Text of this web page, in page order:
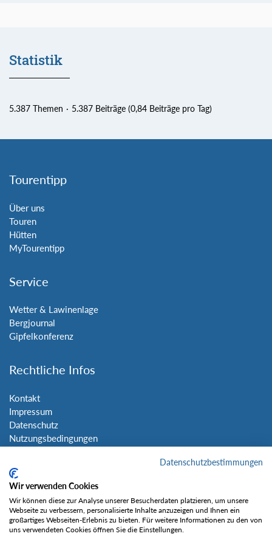
Statistik
5.387 Themen 5.387 Beiträge (0,84 Beiträge pro Tag)
Tourentipp
Über uns
Touren
Hütten
MyTourentipp
Service
Wetter & Lawinenlage
Bergjournal
Gipfelkonferenz
Rechtliche Infos
Kontakt
Impressum
Datenschutz
Nutzungsbedingungen
Social Media
Datenschutzbestimmungen
Wir verwenden Cookies
Wir können diese zur Analyse unserer Besucherdaten platzieren, um unsere
Webseite zu verbessern, personalisierte Inhalte anzuzeigen und Ihnen ein
großartiges Webseiten-Erlebnis zu bieten. Für weitere Informationen zu den von
uns verwendeten Cookies öffnen Sie die Einstellungen.